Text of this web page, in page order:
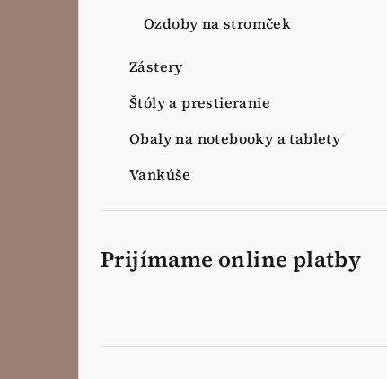
Ozdoby na stromček
Zástery
Štóly a prestieranie
Obaly na notebooky a tablety
Vankúše
Prijímame online platby